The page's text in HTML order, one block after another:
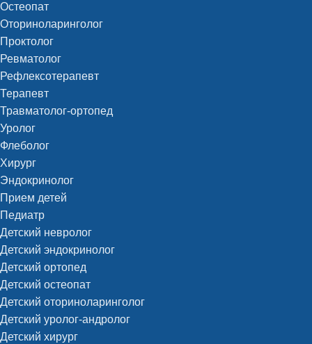
Остеопат
Оториноларинголог
Проктолог
Ревматолог
Рефлексотерапевт
Терапевт
Травматолог-ортопед
Уролог
Флеболог
Хирург
Эндокринолог
Прием детей
Педиатр
Детский невролог
Детский эндокринолог
Детский ортопед
Детский остеопат
Детский оториноларинголог
Детский уролог-андролог
Детский хирург